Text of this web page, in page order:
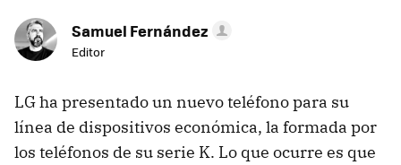
Samuel Fernández
Editor
LG ha presentado un nuevo teléfono para su
línea de dispositivos económica, la formada por
los teléfonos de su serie K. Lo que ocurre es que